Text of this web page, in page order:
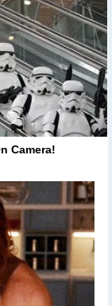
Camera!